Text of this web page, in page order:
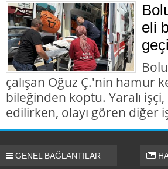
eli
çalışan Oğuz Ç.'nin hamur
bileğinden koptu. Yaralı
edilirken, olayı gören diğer
GENEL BAĞLANTILAR